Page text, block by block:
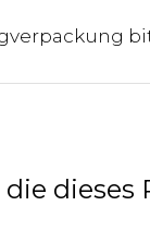
die